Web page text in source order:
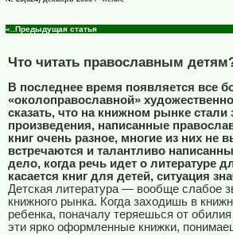
«..Предыдущая статья
Что читать православным
В последнее время появляется все
«околоправославной»
сказать, что на книжном рынке
произведения, написанные
книг очень разное, многие из них не
встречаются и талантливо
дело, когда речь идет о литературе
касается книг для детей, ситуация
Детская литература — вообще слабое
книжного рынка. Когда заходишь в
ребенка, поначалу теряешься от
эти ярко оформленные книжки,